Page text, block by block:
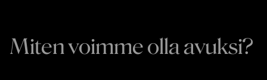
Miten voimme olla avuksi?